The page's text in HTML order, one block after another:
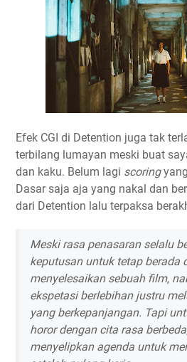
Efek CGI di Detention juga tak
terbilang lumayan meski buat
dan kaku. Belum lagi scoring
Dasar saja aja yang nakal dan
dari Detention lalu terpaksa
Meski rasa penasaran selalu
keputusan untuk tetap berada
menyelesaikan sebuah film,
ekspetasi berlebihan justru
yang berkepanjangan. Tapi
horor dengan cita rasa
menyelipkan agenda untuk